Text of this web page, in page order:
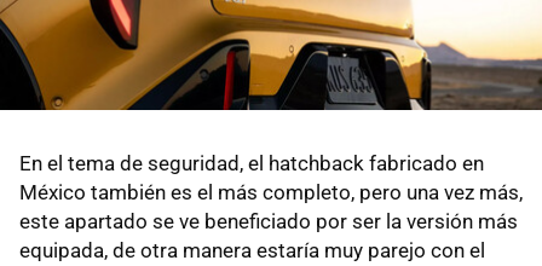
En el tema de seguridad, el hatchback fabricado en
México también es el más completo, pero una vez más,
este apartado se ve beneficiado por ser la versión más
equipada, de otra manera estaría muy parejo con el